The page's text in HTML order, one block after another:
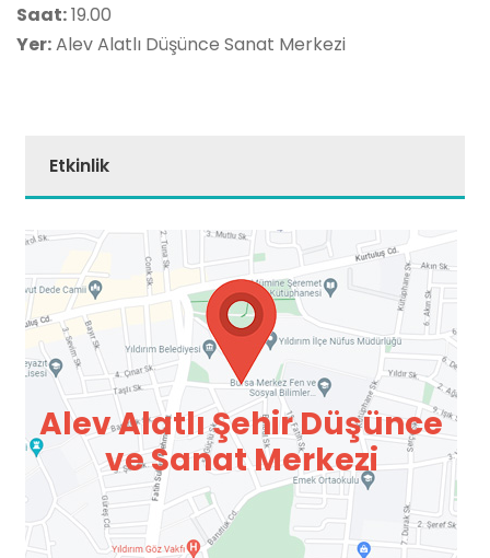
Saat:19.00
Yer:Alev Alatlı Düşünce Sanat Merkezi
Etkinlik
Alev Alatlı Şehir Düşünce
ve Sanat Merkezi